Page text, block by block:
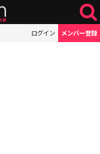
ログイン メンバー登録